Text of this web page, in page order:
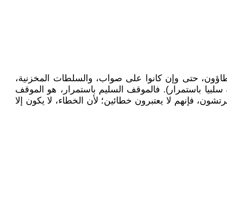
حتى وإن كانوا على صواب، والسلطات المخزنية،
باستمرار). فالموقف السليم باستمرار، هو الموقف
فإنهم لا يعتبرون خطائين؛ لأن الخطاء، لا يكون إلا